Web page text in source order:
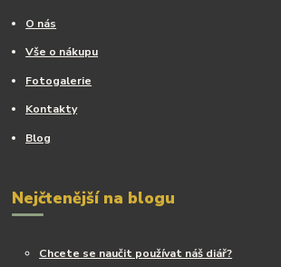
O nás
Vše o nákupu
Fotogalerie
Kontakty
Blog
Nejčtenější na blogu
Chcete se naučit používat náš diář?